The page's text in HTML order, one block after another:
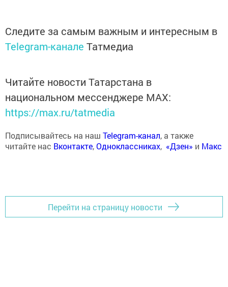
Следите за самым важным и интересным в
Telegram-канале Татмедиа
Читайте новости Татарстана в
национальном мессенджере MАХ:
https://max.ru/tatmedia
Подписывайтесь на наш Telegram-канал, а также
читайте нас Вконтакте,Одноклассниках, «Дзен» и Макс
Перейти на страницу новости